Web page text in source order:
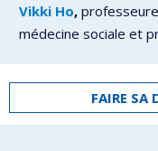
Vikki Ho,
médecine sociale et
FAIRE SA